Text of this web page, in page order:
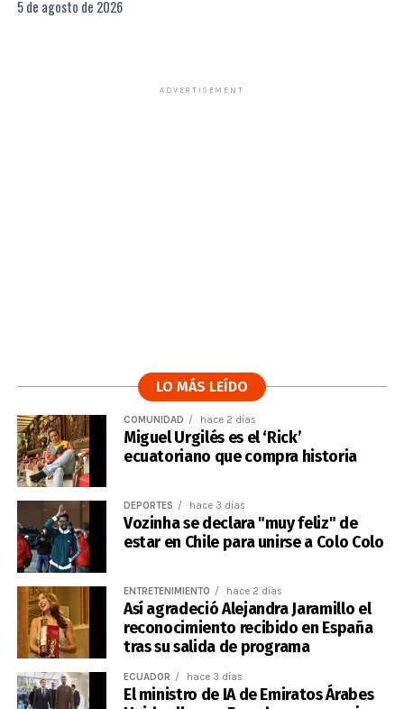
5 de agosto de 2026
ADVERTISEMENT
LO MÁS LEÍDO
COMUNIDAD hace 2 días
Miguel Urgilés es el ‘Rick’
ecuatoriano que compra historia
DEPORTES hace 3 días
Vozinha se declara "muy feliz" de
estar en Chile para unirse a Colo Colo
ENTRETENIMIENTO hace 2 días
Así agradeció Alejandra Jaramillo el
reconocimiento recibido en España
tras su salida de programa
ECUADOR hace 3 días
El ministro de IA de Emiratos Árabes